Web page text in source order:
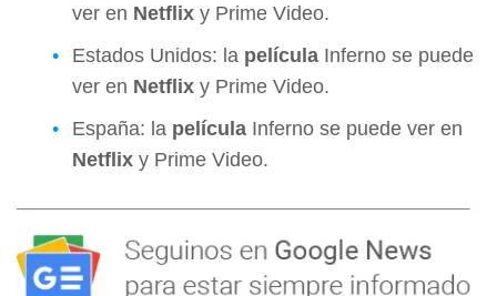
ver en Netflix y Prime Video.
Estados Unidos: la película Inferno se puede
ver en Netflix y Prime Video.
España: la película Inferno se puede ver en
Netflix y Prime Video.